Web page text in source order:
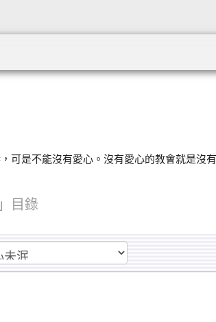
可是不能沒有愛心。沒有愛心的教會就是
目錄